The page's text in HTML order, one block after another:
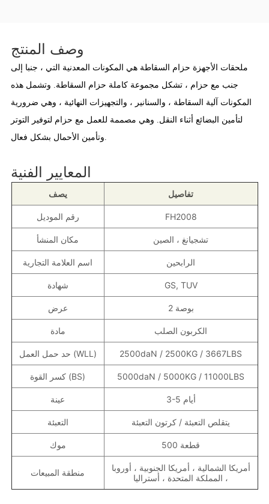
وصف المنتج
ملحقات الأجهزة حزام السقاطة هي المكونات المعدنية التي ، جنبا إلى
جنب مع حزام ، تشكل مجموعة كاملة حزام السقاطة. وتشمل هذه
المكونات آلية السقاطة ، والسنانير ، والتجهيزات النهائية ، وهي ضرورية
لتأمين البضائع أثناء النقل. وهي مصممة للعمل مع حزام لتوفير التوتر
وتأمين الأحمال بشكل فعال.
المعايير الفنية
يصف تفاصيل
رقم الموديل FH2008
مكان المنشأ تشجيانغ ، الصين
اسم العلامة التجارية الرابحين
شهادة GS, TUV
عرض 2 بوصة
مادة الكربون الصلب
حد حمل العمل (WLL) 2500daN / 2500KG / 3667LBS
كسر القوة (BS) 5000daN / 5000KG / 11000LBS
عينة 3-5 أيام
التعبئة يتقلص التعبئة / كرتون التعبئة
موك 500 قطعة
منطقة المبيعات
أمريكا الشمالية ، أمريكا الجنوبية ، أوروبا
، المملكة المتحدة ، أستراليا